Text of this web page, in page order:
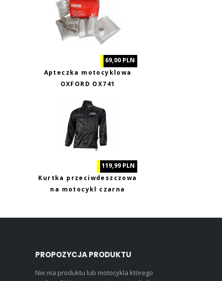
69,00 PLN
Apteczka motocyklowa
OXFORD OX741
119,99 PLN
Kurtka przeciwdeszczowa
na motocykl czarna
PROPOZYCJA PRODUKTU
Nie ma produktu lub motocykla którego